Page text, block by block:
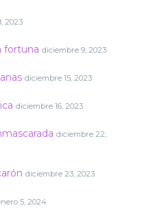
2023
fortuna diciembre 9, 2023
diciembre 15, 2023
diciembre 16, 2023
diciembre 22,
diciembre 23, 2023
5, 2024